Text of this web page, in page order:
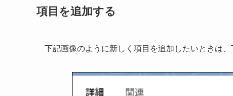
項目を追加する
下記画像のように新しく項目を追加したいときは